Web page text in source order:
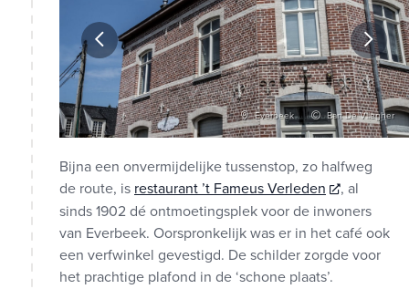
Everbeek Bart De Vliegher
Bijna een onvermijdelijke tussenstop, zo halfweg
de route, is restaurant ’t Fameus Verleden
, al
sinds 1902 dé ontmoetingsplek voor de inwoners
van Everbeek. Oorspronkelijk was er in het café ook
een verfwinkel gevestigd. De schilder zorgde voor
het prachtige plafond in de ‘schone plaats’.